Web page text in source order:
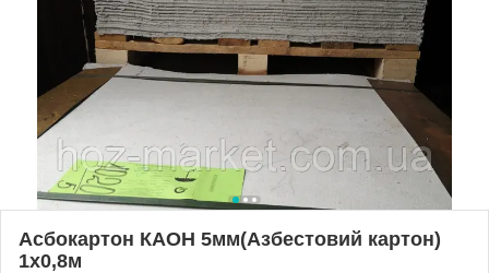
Асбокартон КАОН 5мм(Азбестовий картон)
1х0,8м